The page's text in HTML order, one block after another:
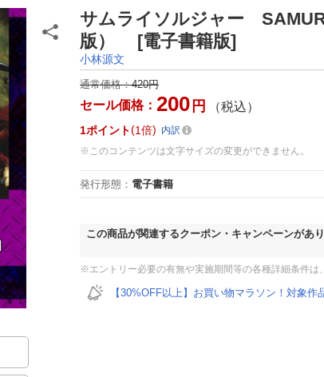
サムライソルジャー
版） [電子書籍版]
小林源文
通常価格：420円
セール価格： 200 円 （税込）
1ポイント 1倍
内訳
※このコンテンツは文字サイズの変更ができません。
発行形態 ： 電子書籍
この商品が関連するクーポン・キャンペーンがあ
※エントリー必要の有無や実施期間等の各種詳細条件は
【30%OFF以上】お買い物マラソン！対象作